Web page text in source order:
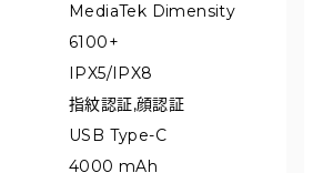
MediaTek Dimensity
6100+
IPX5/IPX8
指紋認証,顔認証
USB Type-C
4000 mAh